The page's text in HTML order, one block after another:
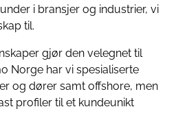
i bransjer og industrier, vi
til.
gjør den velegnet til
Norge har vi spesialiserte
og dører samt offshore, men
profiler til et kundeunikt